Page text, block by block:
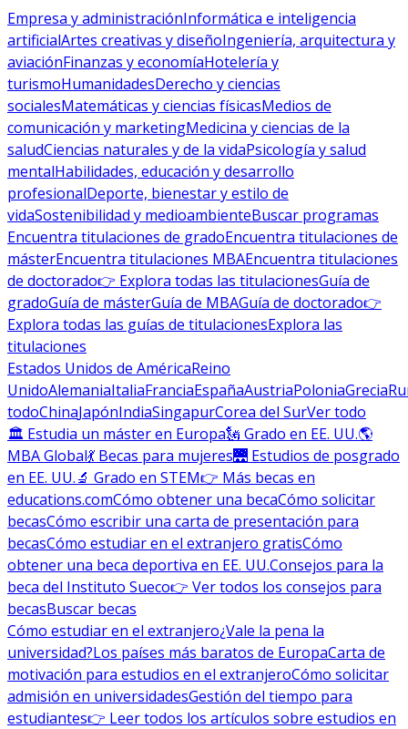
Empresa y administraciónInformática e inteligencia
artificialArtes creativas y diseñoIngeniería, arquitectura y
aviaciónFinanzas y economíaHotelería y
turismoHumanidadesDerecho y ciencias
socialesMatemáticas y ciencias físicasMedios de
comunicación y marketingMedicina y ciencias de la
saludCiencias naturales y de la vidaPsicología y salud
mentalHabilidades, educación y desarrollo
profesionalDeporte, bienestar y estilo de
vidaSostenibilidad y medioambienteBuscar programas
Encuentra titulaciones de gradoEncuentra titulaciones de
másterEncuentra titulaciones MBAEncuentra titulaciones
de doctorado👉 Explora todas las titulacionesGuía de
gradoGuía de másterGuía de MBAGuía de doctorado👉
Explora todas las guías de titulacionesExplora las
titulaciones
Estados Unidos de AméricaReino
UnidoAlemaniaItaliaFranciaEspañaAustriaPoloniaGrecia
todoChinaJapónIndiaSingapurCorea del SurVer todo
🏛 Estudia un máster en Europa🗽 Grado en EE. UU.🌎
MBA Global💃 Becas para mujeres🌉 Estudios de posgrado
en EE. UU.🔬 Grado en STEM👉 Más becas en
educations.comCómo obtener una becaCómo solicitar
becasCómo escribir una carta de presentación para
becasCómo estudiar en el extranjero gratisCómo
obtener una beca deportiva en EE. UU.Consejos para la
beca del Instituto Sueco👉 Ver todos los consejos para
becasBuscar becas
Cómo estudiar en el extranjero¿Vale la pena la
universidad?Los países más baratos de EuropaCarta de
motivación para estudios en el extranjeroCómo solicitar
admisión en universidadesGestión del tiempo para
estudiantes👉 Leer todos los artículos sobre estudios en